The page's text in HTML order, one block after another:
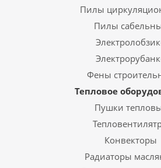
Пилы
Пилы
Фены
Тепловое
Пушки
Конвекторы
Радиаторы